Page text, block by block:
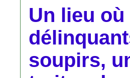
Un lieu
soupirs,